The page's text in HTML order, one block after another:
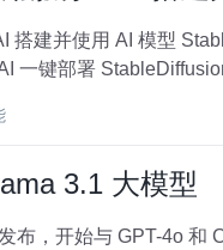
进行文生图 HAI是什么 高
一键部署
3.1 大模型
和 Claude 3.5 Sonnet 竞争。 Meta 在